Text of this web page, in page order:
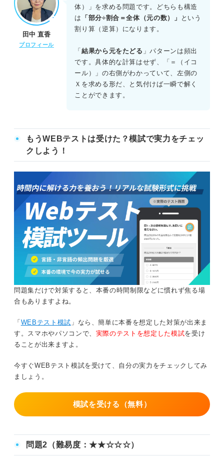
する。
アは、「全体(元の量)」と「部分(結果の量)」がわかってお
り、そこから「割合」を求める問題である。
「部分÷全体＝割合」の割り算をおこなう構造である。
イは、「全体（元の量）」と「割合」がわかっており、そ
こから「部分（結果の量）」を求める問題である。「全体×
割合＝部分」の掛け算をおこなう構造である。
ある。「部分÷割合＝全体」の割り算をおこなう構造であ
る。
よって、同じ構造を持つのはウとエの組み合わせであるた
め、正解はEである。
田中 直香
プロフィール
体）」を求める問題です。どちらも構造
は 「部分÷割合＝全体（元の数）」
という
割り算（逆算）になります。
「 結果から元をたどる 」パターンは頻出
です。具体的な計算はせず、「＝（イコ
ール）」の右側がわかっていて、左側の
Ｘを求める形だ、と気付けば一瞬で解く
ことができます。
もうWEBテストは受けた？模試で実力をチェッ
クしよう！
問題集だけで対策すると、本番の時間制限などに慣れず焦る場
合もありますよね。
「 WEBテスト模試 」なら、簡単に本番を想定した対策が出来ま
す。スマホやパソコンで、 実際のテストを想定した模試を受け
ることが出来ますよ。
今すぐWEBテスト模試を受けて、自分の実力をチェックしてみ
ましょう。
模試を受ける（無料）
問題2（難易度：★★☆☆☆）